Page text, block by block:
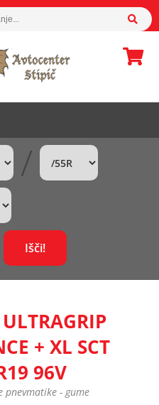
/
+ XL SCT
96V
pnevmatike - gume